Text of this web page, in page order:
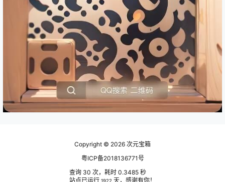
Copyright © 2026 次元宝箱
粤ICP备2018136771号
查询 30 次，耗时 0.3485 秒
站点已运行 1922 天，感谢有你！